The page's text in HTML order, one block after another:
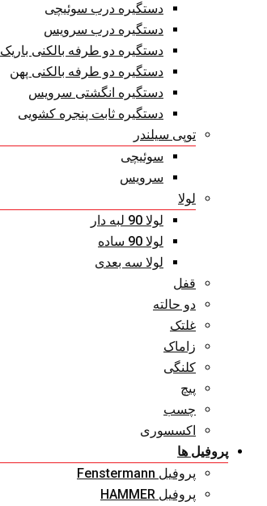
دستگیره درب سوئیچی
دستگیره درب سرویس
دستگیره دو طرفه بالکنی باریک
دستگیره دو طرفه بالکنی پهن
دستگیره انگشتی سرویس
دستگیره ثابت پنجره کشویی
توپی سیلندر
سوئیچی
سرویس
لولا
لولا 90 لبه دار
لولا 90 ساده
لولا سه بعدی
قفل
دو حالته
غلتک
زاماک
کلنگی
پیچ
چسب
اکسسوری
پروفیل ها
پروفیل Fenstermann
پروفیل HAMMER